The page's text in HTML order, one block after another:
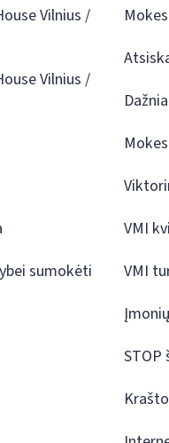
Vilnius /
Vilnius /
sumokėti
VMI
VMI
STOP